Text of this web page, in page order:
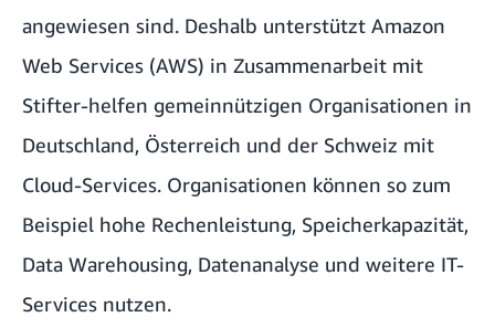
angewiesen sind. Deshalb unterstützt Amazon
Web Services (AWS) in Zusammenarbeit mit
Stifter-helfen gemeinnützigen Organisationen in
Deutschland, Österreich und der Schweiz mit
Cloud-Services. Organisationen können so zum
Beispiel hohe Rechenleistung, Speicherkapazität,
Data Warehousing, Datenanalyse und weitere IT-
Services nutzen.